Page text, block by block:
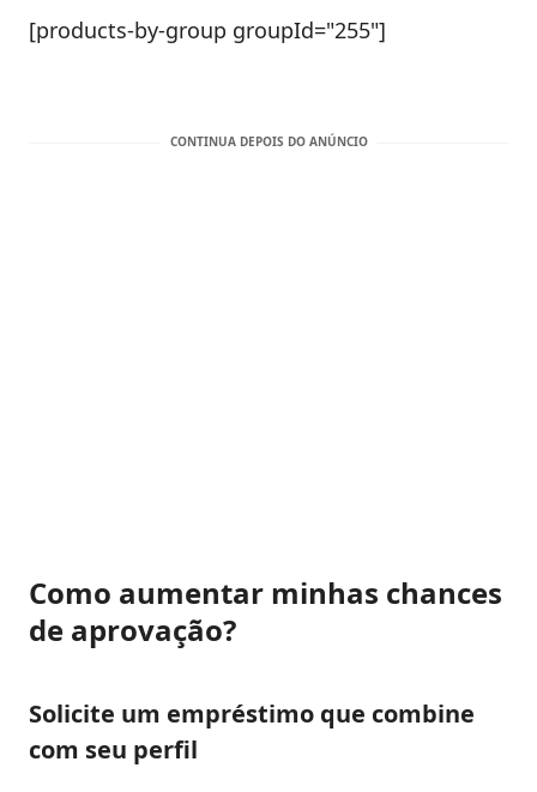
[products-by-group groupId="255"]
Como aumentar minhas chances
de aprovação?
Solicite um empréstimo que combine
com seu perfil